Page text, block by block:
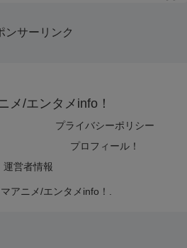
ンサーリンク
メ/エンタメinfo！
プライバシーポリシー
プロフィール！
運営者情報
アニメ/エンタメinfo！.